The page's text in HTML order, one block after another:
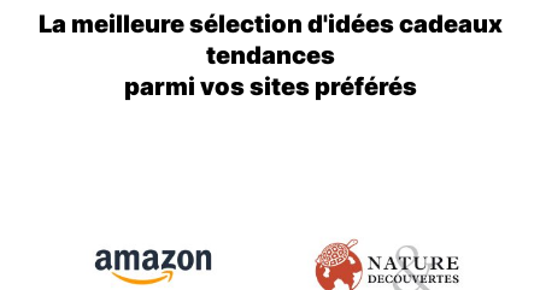
La meilleure sélection d'idées cadeaux
tendances
parmi vos sites préférés